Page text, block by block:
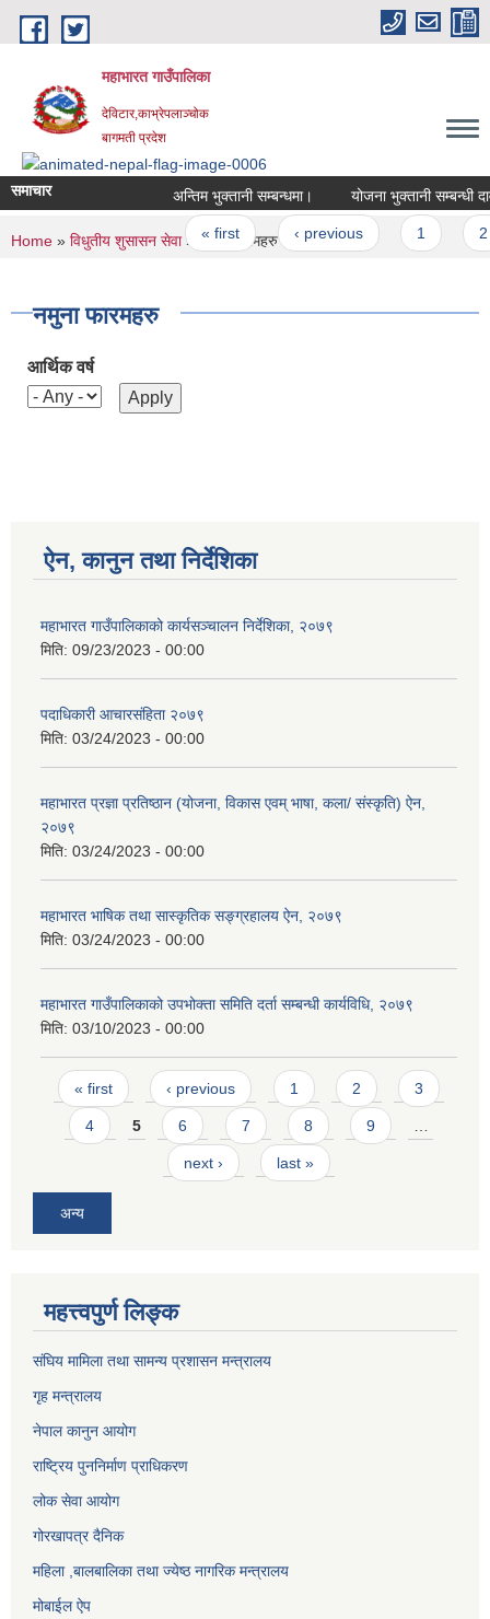
Skip to main content
महाभारत गाउँपालिका
देविटार,काभ्रेपलाञ्चोक
बागमती प्रदेश
समाचार अन्तिम भुक्तानी सम्बन्धमा। योजना भुक्तानी सम्बन्धी
Pages
« first ‹ previous
You are here
Home » विधुतीय शुसासन सेवा» नमुना फारमहरु
नमुना फारमहरु
आर्थिक वर्ष
ऐन, कानुन तथा निर्देशिका
महाभारत गाउँपालिकाको कार्यसञ्‍चालन निर्देशिका, २०७९
मिति: 09/23/2023 - 00:00
पदाधिकारी आचारसंहिता २०७९
मिति: 03/24/2023 - 00:00
महाभारत प्रज्ञा प्रतिष्ठान (योजना, विकास एवम् भाषा, कला/ संस्कृति) ऐन,
२०७९
मिति: 03/24/2023 - 00:00
महाभारत भाषिक तथा सास्कृतिक सङ्ग्रहालय ऐन, २०७९
मिति: 03/24/2023 - 00:00
महाभारत गाउँपालिकाको उपभोक्ता समिति दर्ता सम्बन्धी कार्यविधि, २०७९
मिति: 03/10/2023 - 00:00
Pages
« first ‹ previous 1 2 3
4 5 6 7 8 9
next › last »
अन्य
महत्त्वपुर्ण लिङ्क
संघिय मामिला तथा सामन्य प्रशासन मन्त्रालय
गृह मन्त्रालय
नेपाल कानुन आयोग
राष्ट्रिय पुननिर्माण प्राधिकरण
लोक सेवा आयोग
गोरखापत्र दैनिक
महिला ,बालबालिका तथा ज्येष्ठ नागरिक मन्त्रालय
मोबाईल ऐप